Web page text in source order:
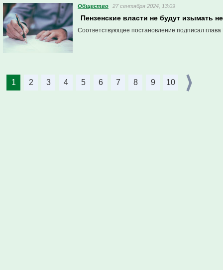
Общество 27 сентября 2024, 13:09
Пензенские власти не будут изымать
Соответствующее постановление подписал
1 2 3 4 5 6 7 8 9 10